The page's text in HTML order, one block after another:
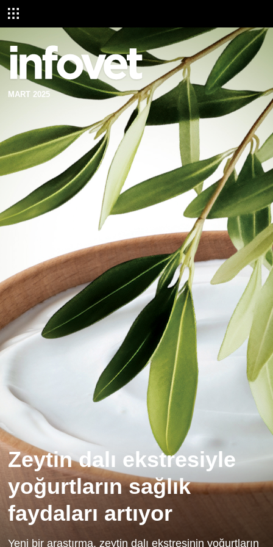
MART 2025
Zeytin dalı ekstresiyle
yoğurtların sağlık
faydaları artıyor
Yeni bir araştırma, zeytin dalı ekstresinin yoğurtların